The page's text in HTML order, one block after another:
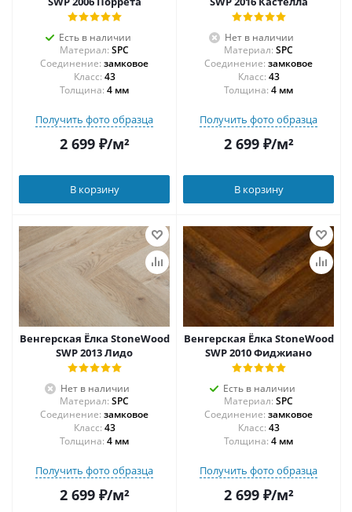
Есть в наличии
Материал: SPC
Соединение: замковое
43
Толщина: 4 мм
Получить фото образца
2 699₽/м²
В корзину
Нет в наличии
Материал: SPC
Соединение: замковое
43
Толщина: 4 мм
Получить фото образца
2 699₽/м²
В корзину
Венгерская Ёлка StoneWood
SWP 2013 Лидо
Нет в наличии
Материал: SPC
Соединение: замковое
43
Толщина: 4 мм
Получить фото образца
2 699₽/м²
Венгерская Ёлка StoneWood
SWP 2010 Фиджиано
Есть в наличии
Материал: SPC
Соединение: замковое
43
Толщина: 4 мм
Получить фото образца
2 699₽/м²